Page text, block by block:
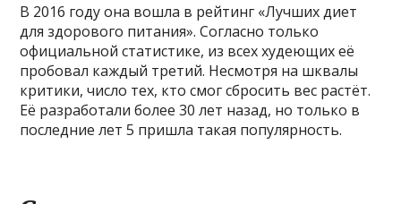
В 2016 году она вошла в рейтинг «Лучших диет
для здорового питания». Согласно только
официальной статистике, из всех худеющих её
пробовал каждый третий. Несмотря на шквалы
критики, число тех, кто смог сбросить вес растёт.
Её разработали более 30 лет назад, но только в
последние лет 5 пришла такая популярность.